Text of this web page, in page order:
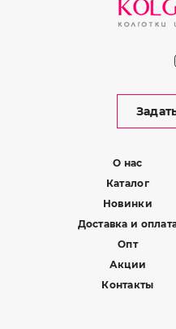
О нас
Каталог
Новинки
Доставка и
Опт
Акции
Контакты